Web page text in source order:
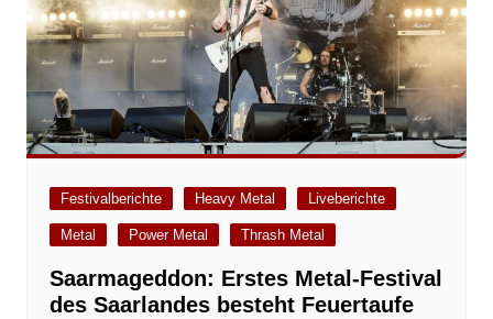
Festivalberichte Heavy Metal Liveberichte
Metal Power Metal Thrash Metal
Saarmageddon: Erstes Metal-Festival
des Saarlandes besteht Feuertaufe